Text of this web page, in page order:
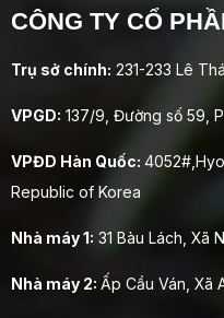
CÔNG TY CỔ
Trụ sở chính: 231-233 Lê
VPGD: 137/9, Đường số 59,
VPĐD Hàn Quốc:
Republic of Korea
Nhà máy 1: 31 Bàu Lách, Xã
Nhà máy 2: Ấp Cầu Ván, Xã